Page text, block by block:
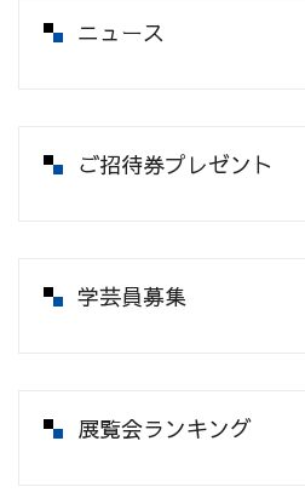
ニュース
ご招待券プレゼント
学芸員募集
展覧会ランキング